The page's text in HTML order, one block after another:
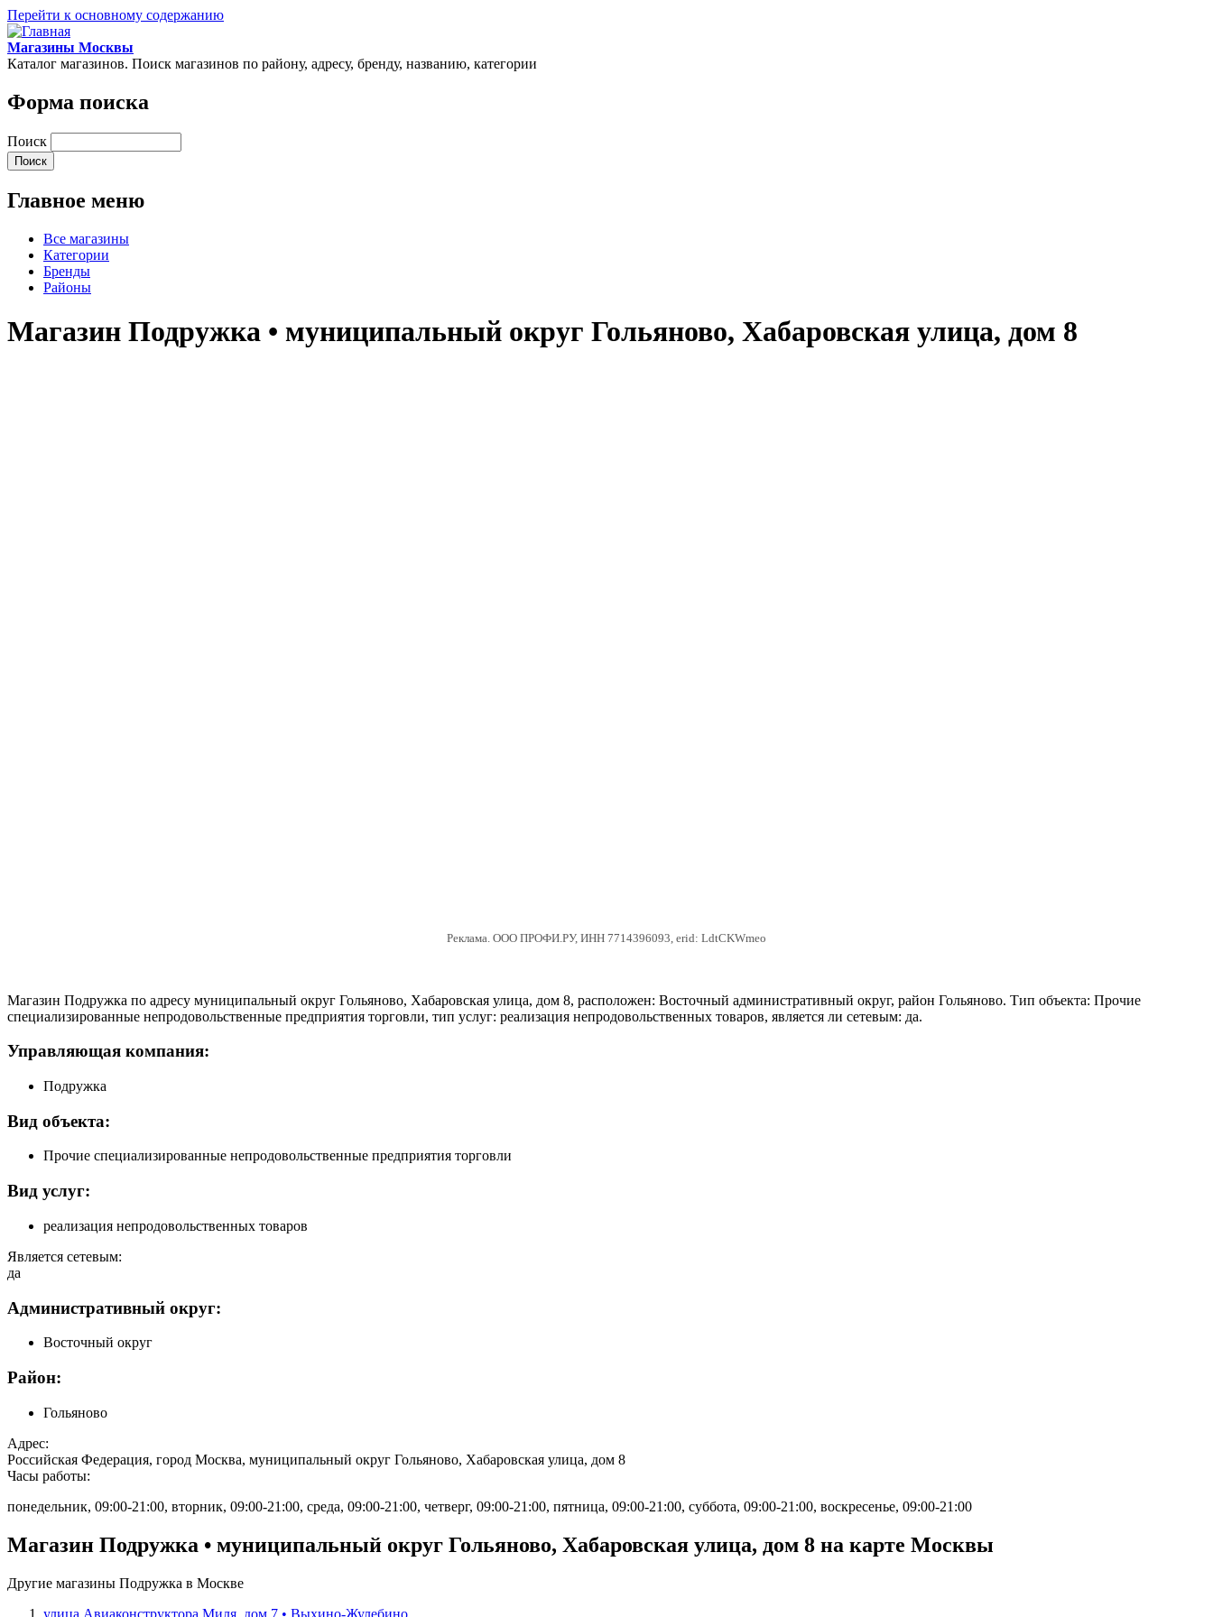
Перейти к основному содержанию
Магазины Москвы
Каталог магазинов. Поиск магазинов по району, адресу, бренду, названию, категории
Форма поиска
Поиск
Главное меню
Все магазины
Категории
Бренды
Районы
Магазин Подружка • муниципальный округ Гольяново, Хабаровская улица, дом 8
Реклама. ООО ПРОФИ.РУ, ИНН 7714396093, erid: LdtCKWmeo
Магазин Подружка по адресу муниципальный округ Гольяново, Хабаровская улица, дом 8, расположен: Восточный административный округ, район Гольяново. Тип объекта: Прочие
специализированные непродовольственные предприятия торговли, тип услуг: реализация непродовольственных товаров, является ли сетевым: да.
Управляющая компания:
Подружка
Вид объекта:
Прочие специализированные непродовольственные предприятия торговли
Вид услуг:
реализация непродовольственных товаров
Является сетевым:
да
Административный округ:
Восточный округ
Район:
Гольяново
Адрес:
Российская Федерация, город Москва, муниципальный округ Гольяново, Хабаровская улица, дом 8
Часы работы:
понедельник, 09:00-21:00, вторник, 09:00-21:00, среда, 09:00-21:00, четверг, 09:00-21:00, пятница, 09:00-21:00, суббота, 09:00-21:00, воскресенье, 09:00-21:00
Магазин Подружка • муниципальный округ Гольяново, Хабаровская улица, дом 8 на карте Москвы
Другие магазины Подружка в Москве
улица Авиаконструктора Миля, дом 7 • Выхино-Жулебино